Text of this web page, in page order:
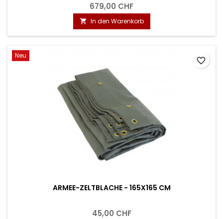
679,00 CHF
 In den Warenkorb
Neu
ARMEE-ZELTBLACHE - 165X165 CM
45,00 CHF
favorite_border